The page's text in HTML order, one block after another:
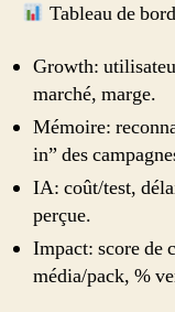
Tableau de
Growth:
marché, marge.
Mémoire:
in” des
IA: coût/test,
perçue.
Impact: score de
média/pack, %